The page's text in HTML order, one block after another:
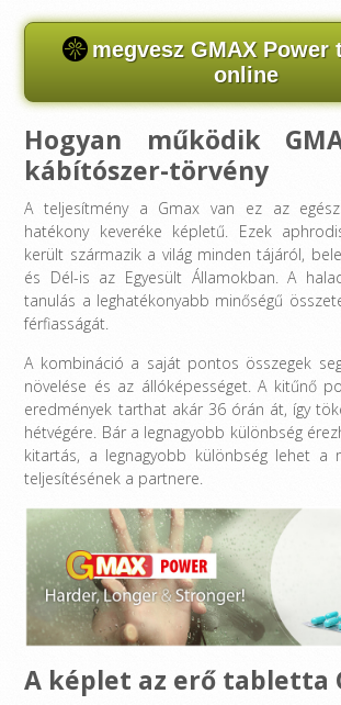
megvesz GMAX Power
online
Hogyan működik
kábítószer-törvény
A teljesítmény a Gmax van ez az
hatékony keveréke képletű. Ezek
került származik a világ minden tájáról,
és Dél-is az Egyesült Államokban. A
tanulás a leghatékonyabb minőségű
férfiasságát.
A kombináció a saját pontos összegek
növelése és az állóképességet. A kitűnő
eredmények tarthat akár 36 órán át, így
hétvégére. Bár a legnagyobb különbség
kitartás, a legnagyobb különbség lehet a
teljesítésének a partnere.
A képlet az erő tabletta